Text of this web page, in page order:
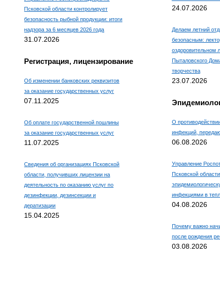
Псковской области контролирует
безопасность рыбной продукции: итоги
надзора за 6 месяцев 2026 года
31.07.2026
Регистрация, лицензирование
Об изменении банковских реквизитов
за оказание государственных услуг
07.11.2025
Об оплате государственной пошлины
за оказание государственных услуг
11.07.2025
Сведения об организациях Псковской
области, получивших лицензии на
деятельность по оказанию услуг по
дезинфекции, дезинсекции и
дератизации
15.04.2025
24.07.2026
Делаем летний
безопасным:
оздоровительном
Пыталовского
творчества
23.07.2026
О
инфекций,
06.08.2026
Управление
Псковской
инфекциями в
04.08.2026
Почему важно
после рождения
03.08.2026